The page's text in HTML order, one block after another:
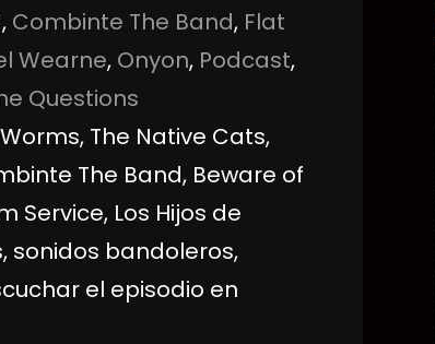
, Combinte The Band, Flat
Wearne, Onyon, Podcast
Questions
The Native Cats,
The Band, Beware of
Service, Los Hijos de
sonidos bandoleros,
el episodio en